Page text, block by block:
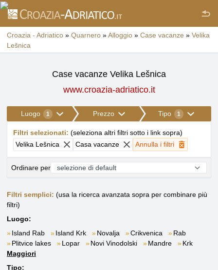
Croazia - Adriatico » Quarnero »Alloggio » Case vacanze » Velika
Lešnica
Case vacanze Velika Lešnica
www.croazia-adriatico.it
Luogo 1 Prezzo Tipo 1
Filtri selezionati: (seleziona altri filtri sotto i link sopra)
Velika Lešnica
Casa vacanze Annulla i filtri
Ordinare per
Filtri semplici: (usa la ricerca avanzata sopra per combinare più
filtri)
Luogo:
Island Rab
Island Krk Novalja Crikvenica
Rab
Plitvice lakes
Lopar Novi Vinodolski Mandre
Krk
Maggiori
Tipo: